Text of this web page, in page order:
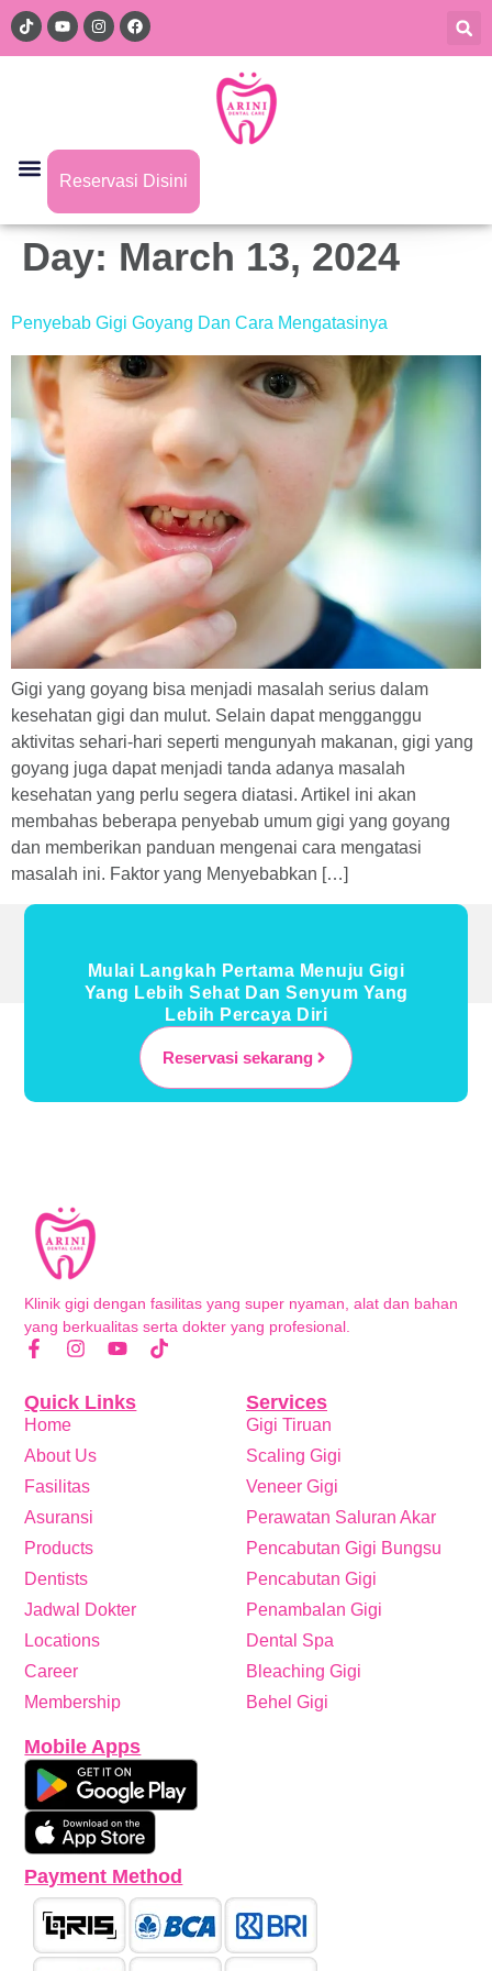
Reservasi Disini
Day: March 13, 2024
Penyebab Gigi Goyang Dan Cara Mengatasinya
Gigi yang goyang bisa menjadi masalah serius dalam
kesehatan gigi dan mulut. Selain dapat mengganggu
aktivitas sehari-hari seperti mengunyah makanan, gigi yang
goyang juga dapat menjadi tanda adanya masalah
kesehatan yang perlu segera diatasi. Artikel ini akan
membahas beberapa penyebab umum gigi yang goyang
dan memberikan panduan mengenai cara mengatasi
masalah ini. Faktor yang Menyebabkan […]
Mulai Langkah Pertama Menuju Gigi
Yang Lebih Sehat Dan Senyum Yang
Lebih Percaya Diri
Reservasi sekarang
Klinik gigi dengan fasilitas yang super nyaman, alat dan bahan
yang berkualitas serta dokter yang profesional.
Services
Gigi Tiruan
Scaling Gigi
Veneer Gigi
Perawatan Saluran Akar
Pencabutan Gigi Bungsu
Pencabutan Gigi
Penambalan Gigi
Dental Spa
Bleaching Gigi
Behel Gigi
Quick Links
Home
About Us
Fasilitas
Asuransi
Products
Dentists
Jadwal Dokter
Locations
Career
Membership
Mobile Apps
Payment Method